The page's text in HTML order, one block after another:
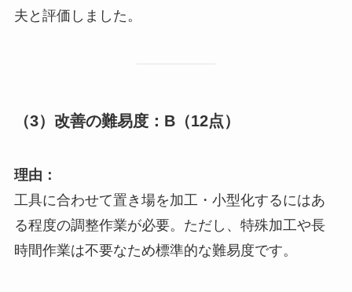
夫と評価しました。
（3）改善の難易度： B（12点）
理由：
工具に合わせて置き場を加工・小型化するにはあ
る程度の調整作業が必要。ただし、特殊加工や長
時間作業は不要なため標準的な難易度です。